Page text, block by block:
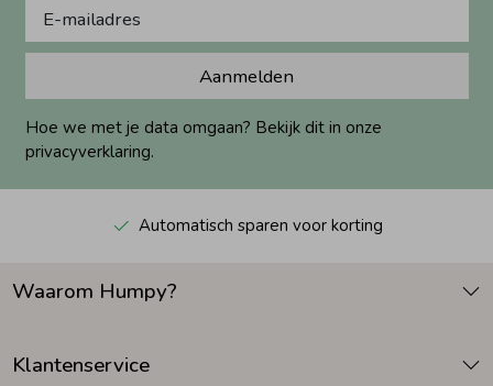
Aanmelden
Hoe we met je data omgaan? Bekijk dit in onze
privacyverklaring.
Automatisch sparen voor korting
Waarom Humpy?
Klantenservice